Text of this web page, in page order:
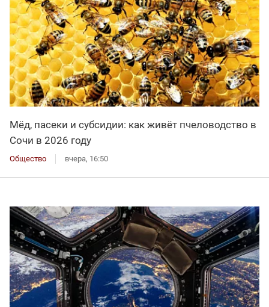
Мёд, пасеки и субсидии: как живёт пчеловодство в
Сочи в 2026 году
Общество вчера, 16:50